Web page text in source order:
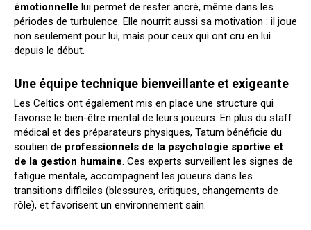
émotionnelle lui permet de rester ancré, même dans les
périodes de turbulence. Elle nourrit aussi sa motivation : il joue
non seulement pour lui, mais pour ceux qui ont cru en lui
depuis le début.
Une équipe technique bienveillante et exigeante
Les Celtics ont également mis en place une structure qui
favorise le bien-être mental de leurs joueurs. En plus du staff
médical et des préparateurs physiques, Tatum bénéficie du
soutien de professionnels de la psychologie sportive et
de la gestion humaine. Ces experts surveillent les signes de
fatigue mentale, accompagnent les joueurs dans les
transitions difficiles (blessures, critiques, changements de
rôle), et favorisent un environnement sain.